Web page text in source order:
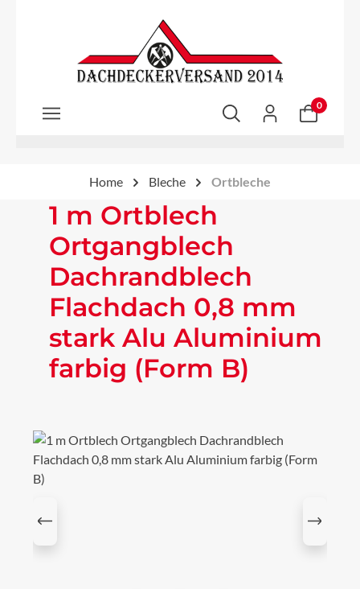
Zum Hauptinhalt springen
0
Home Bleche Ortbleche
1 m Ortblech
Ortgangblech
Dachrandblech
Flachdach 0,8 mm
stark Alu Aluminium
farbig (Form B)
Bildergalerie überspringen